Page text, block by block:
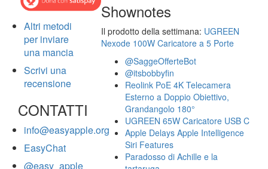
Altri metodi
per inviare
una mancia
Scrivi una
recensione
CONTATTI
info@easyapple.org
EasyChat
@easy_apple
Shownotes
Il prodotto della settimana: UGREEN
Nexode 100W Caricatore a 5 Porte
@SaggeOfferteBot
@itsbobbyfin
Reolink PoE 4K Telecamera
Esterno a Doppio Obiettivo,
Grandangolo 180°
UGREEN 65W Caricatore USB C
Apple Delays Apple Intelligence
Siri Features
Paradosso di Achille e la